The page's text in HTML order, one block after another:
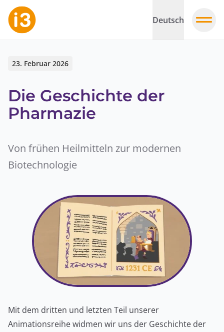
Deutsch
23. Februar 2026
Die Geschichte der
Pharmazie
Von frühen Heilmitteln zur modernen
Biotechnologie
Mit dem dritten und letzten Teil unserer
Animationsreihe widmen wir uns der Geschichte der